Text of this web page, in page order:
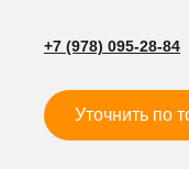
+7 (978) 095-28-84
Уточнить по